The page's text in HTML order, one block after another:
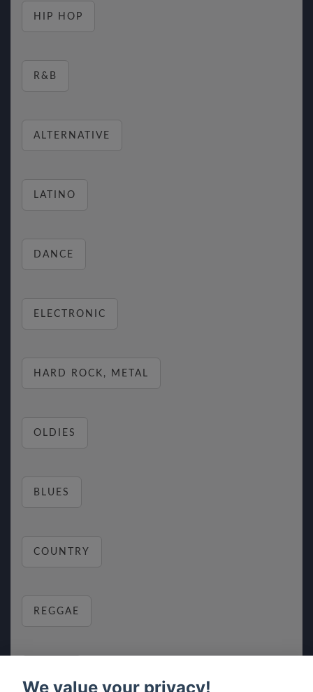
HIP HOP
R&B
ALTERNATIVE
LATINO
DANCE
ELECTRONIC
HARD ROCK, METAL
OLDIES
BLUES
COUNTRY
REGGAE
We value your privacy!